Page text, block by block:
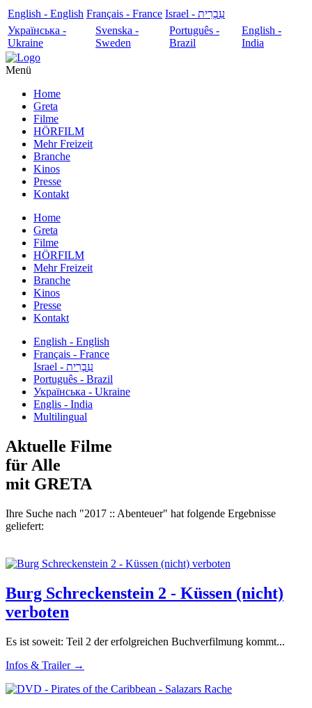
English - English Français - France
עִבְרִית - Israel
Українська -
Ukraine
Svenska -
Sweden
Português -
Brazil
English -
India
Menü
Home
Greta
Filme
HÖRFILM
Mehr Freizeit
Branche
Kinos
Presse
Kontakt
Home
Greta
Filme
HÖRFILM
Mehr Freizeit
Branche
Kinos
Presse
Kontakt
English - English
Français - France
עִבְרִית - Israel
Português - Brazil
Українська - Ukraine
Englis - India
Multilingual
Aktuelle Filme
für Alle
mit GRETA
Ihre Suche nach "2017 :: Abenteuer" hat folgende Ergebnisse
geliefert:
Burg Schreckenstein 2 - Küssen (nicht)
verboten
Es ist soweit: Teil 2 der erfolgreichen Buchverfilmung kommt...
Infos & Trailer →